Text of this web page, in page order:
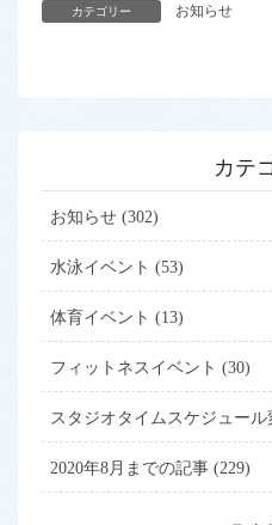
カテゴリー お知らせ
カテ
お知らせ (302)
水泳イベント (53)
体育イベント (13)
フィットネスイベント (30)
スタジオタイムスケジュール
2020年8月までの記事 (229)